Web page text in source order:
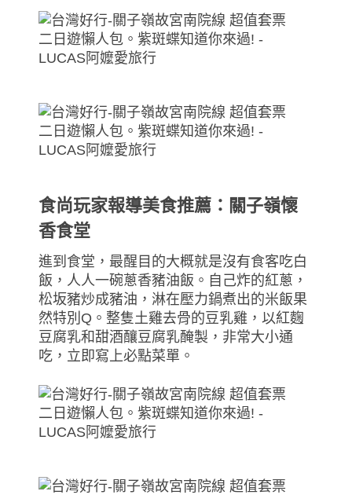
食尚玩家報導美食推薦：關子嶺懷
香食堂
進到食堂，最醒目的大概就是沒有食客吃白
飯，人人一碗蔥香豬油飯。自己炸的紅蔥，
松坂豬炒成豬油，淋在壓力鍋煮出的米飯果
然特別Q。整隻土雞去骨的豆乳雞，以紅麴
豆腐乳和甜酒釀豆腐乳醃製，非常大小通
吃，立即寫上必點菜單。